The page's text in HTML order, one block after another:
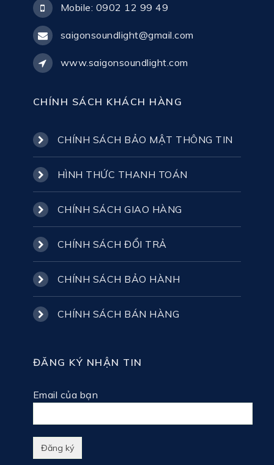
Mobile: 0902 12 99 49
saigonsoundlight@gmail.com
www.saigonsoundlight.com
CHÍNH SÁCH KHÁCH HÀNG
CHÍNH SÁCH BẢO MẬT THÔNG TIN
HÌNH THỨC THANH TOÁN
CHÍNH SÁCH GIAO HÀNG
CHÍNH SÁCH ĐỔI TRẢ
CHÍNH SÁCH BẢO HÀNH
CHÍNH SÁCH BÁN HÀNG
ĐĂNG KÝ NHẬN TIN
Email của bạn